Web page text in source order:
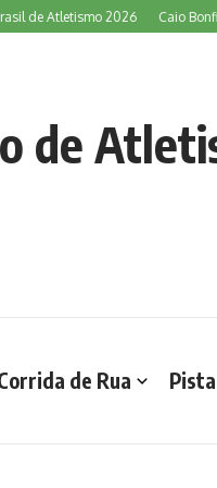
Atletismo 2026 Caio Bonfim
de
de Rua